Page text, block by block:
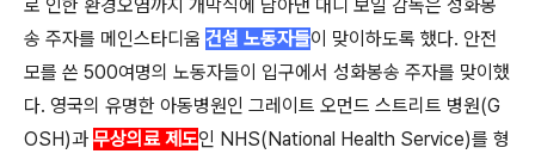
로 인한 환경오염까지 개막식에 담아낸 대니 보일 감독은 성화봉
송 주자를 메인스타디움 건설 노동자들이 맞이하도록 했다. 안전
모를 쓴 500여명의 노동자들이 입구에서 성화봉송 주자를 맞이했
다. 영국의 유명한 아동병원인 그레이트 오먼드 스트리트 병원(G
OSH)과 무상의료 제도인 NHS(National Health Service)를 형